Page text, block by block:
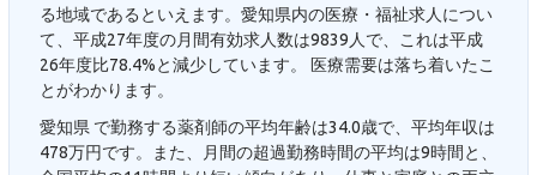
る地域であるといえます。愛知県内の医療・福祉求人につい
て、平成27年度の月間有効求人数は9839人で、これは平成
26年度比78.4%と減少しています。 医療需要は落ち着いたこ
とがわかります。
愛知県 で勤務する薬剤師の平均年齢は34.0歳で、平均年収は
478万円です。また、月間の超過勤務時間の平均は9時間と、